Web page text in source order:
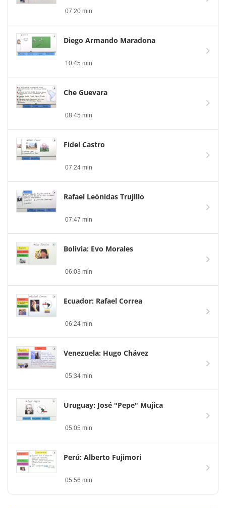
07:20 min
Diego Armando Maradona
10:45 min
Che Guevara
08:45 min
Fidel Castro
07:24 min
Rafael Leónidas Trujillo
07:47 min
Bolivia: Evo Morales
06:03 min
Ecuador: Rafael Correa
06:24 min
Venezuela: Hugo Chávez
05:34 min
Uruguay: José "Pepe" Mujica
05:05 min
Perú: Alberto Fujimori
05:56 min